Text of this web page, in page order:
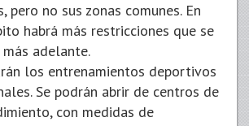
pero no sus zonas comunes. En
habrá más restricciones que se
adelante.
los entrenamientos deportivos
Se podrán abrir de centros de
con medidas de